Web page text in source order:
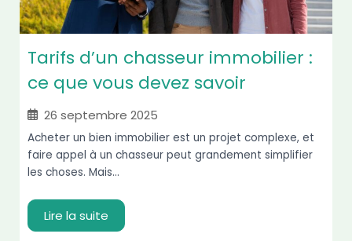
Tarifs d’un chasseur immobilier :
ce que vous devez savoir
26 septembre 2025
Acheter un bien immobilier est un projet complexe, et
faire appel à un chasseur peut grandement simplifier
les choses. Mais...
Lire la suite